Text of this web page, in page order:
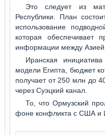
Это следует из
Республики. План
использование
которая обеспечивает
информации между Азией
Иранская
модели Египта, бюджет
получает от 250 млн до
через Суэцкий канал.
То, что Ормузский
фоне конфликта с США и